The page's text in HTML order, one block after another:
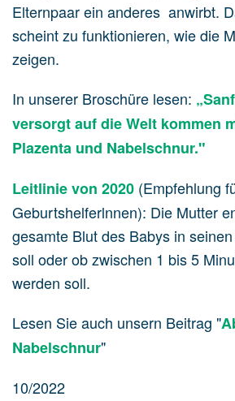
Elternpaar ein anderes anwirbt.
scheint zu funktionieren, wie die
zeigen.
In unserer Broschüre lesen:
versorgt auf die Welt kommen
Plazenta und Nabelschnur."
Leitlinie von 2020 (Empfehlung
Geburtshelferlnnen): Die Mutter
gesamte Blut des Babys in
soll oder ob zwischen 1 bis 5
werden soll.
Lesen Sie auch unsern Beitrag "
Nabelschnur"
10/2022